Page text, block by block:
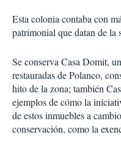
Esta colonia contaba con
patrimonial que datan de
Se conserva Casa Domit,
restauradas de Polanco,
hito de la zona; también
ejemplos de cómo la
de estos inmuebles a
conservación, como la